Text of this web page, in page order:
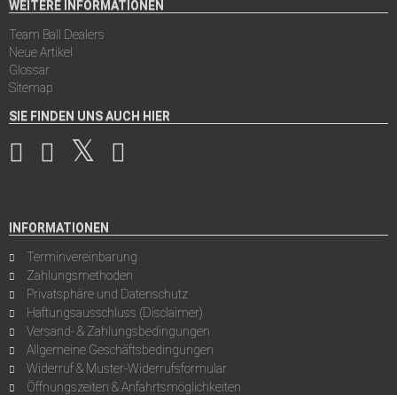
WEITERE INFORMATIONEN
Team Ball Dealers
Neue Artikel
Glossar
Sitemap
SIE FINDEN UNS AUCH HIER
INFORMATIONEN
Terminvereinbarung
Zahlungsmethoden
Privatsphäre und Datenschutz
Haftungsausschluss (Disclaimer)
Versand- & Zahlungsbedingungen
Allgemeine Geschäftsbedingungen
Widerruf & Muster-Widerrufsformular
Öffnungszeiten & Anfahrtsmöglichkeiten